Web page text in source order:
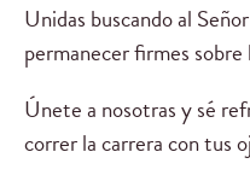
Unidas buscando al
permanecer firmes sobre
Únete a nosotras y sé
correr la carrera con tus